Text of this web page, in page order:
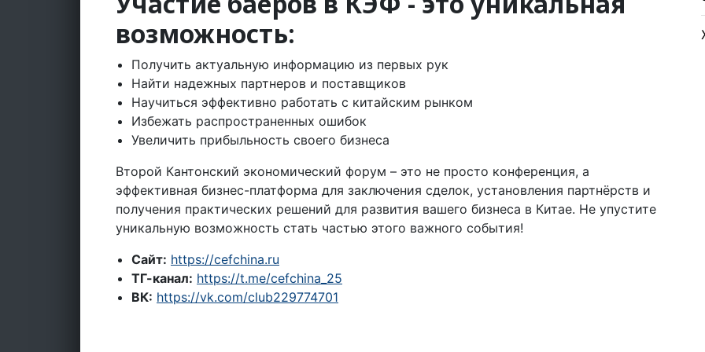
возможность:
Получить актуальную информацию из первых рук
Найти надежных партнеров и поставщиков
Научиться эффективно работать с китайским рынком
Избежать распространенных ошибок
Увеличить прибыльность своего бизнеса
Второй Кантонский экономический форум – это не просто конференция, а
эффективная бизнес-платформа для заключения сделок, установления партнёрств и
получения практических решений для развития вашего бизнеса в Китае. Не упустите
уникальную возможность стать частью этого важного события!
Сайт: https://cefchina.ru
ТГ-канал: https://t.me/cefchina_25
ВК: https://vk.com/club229774701